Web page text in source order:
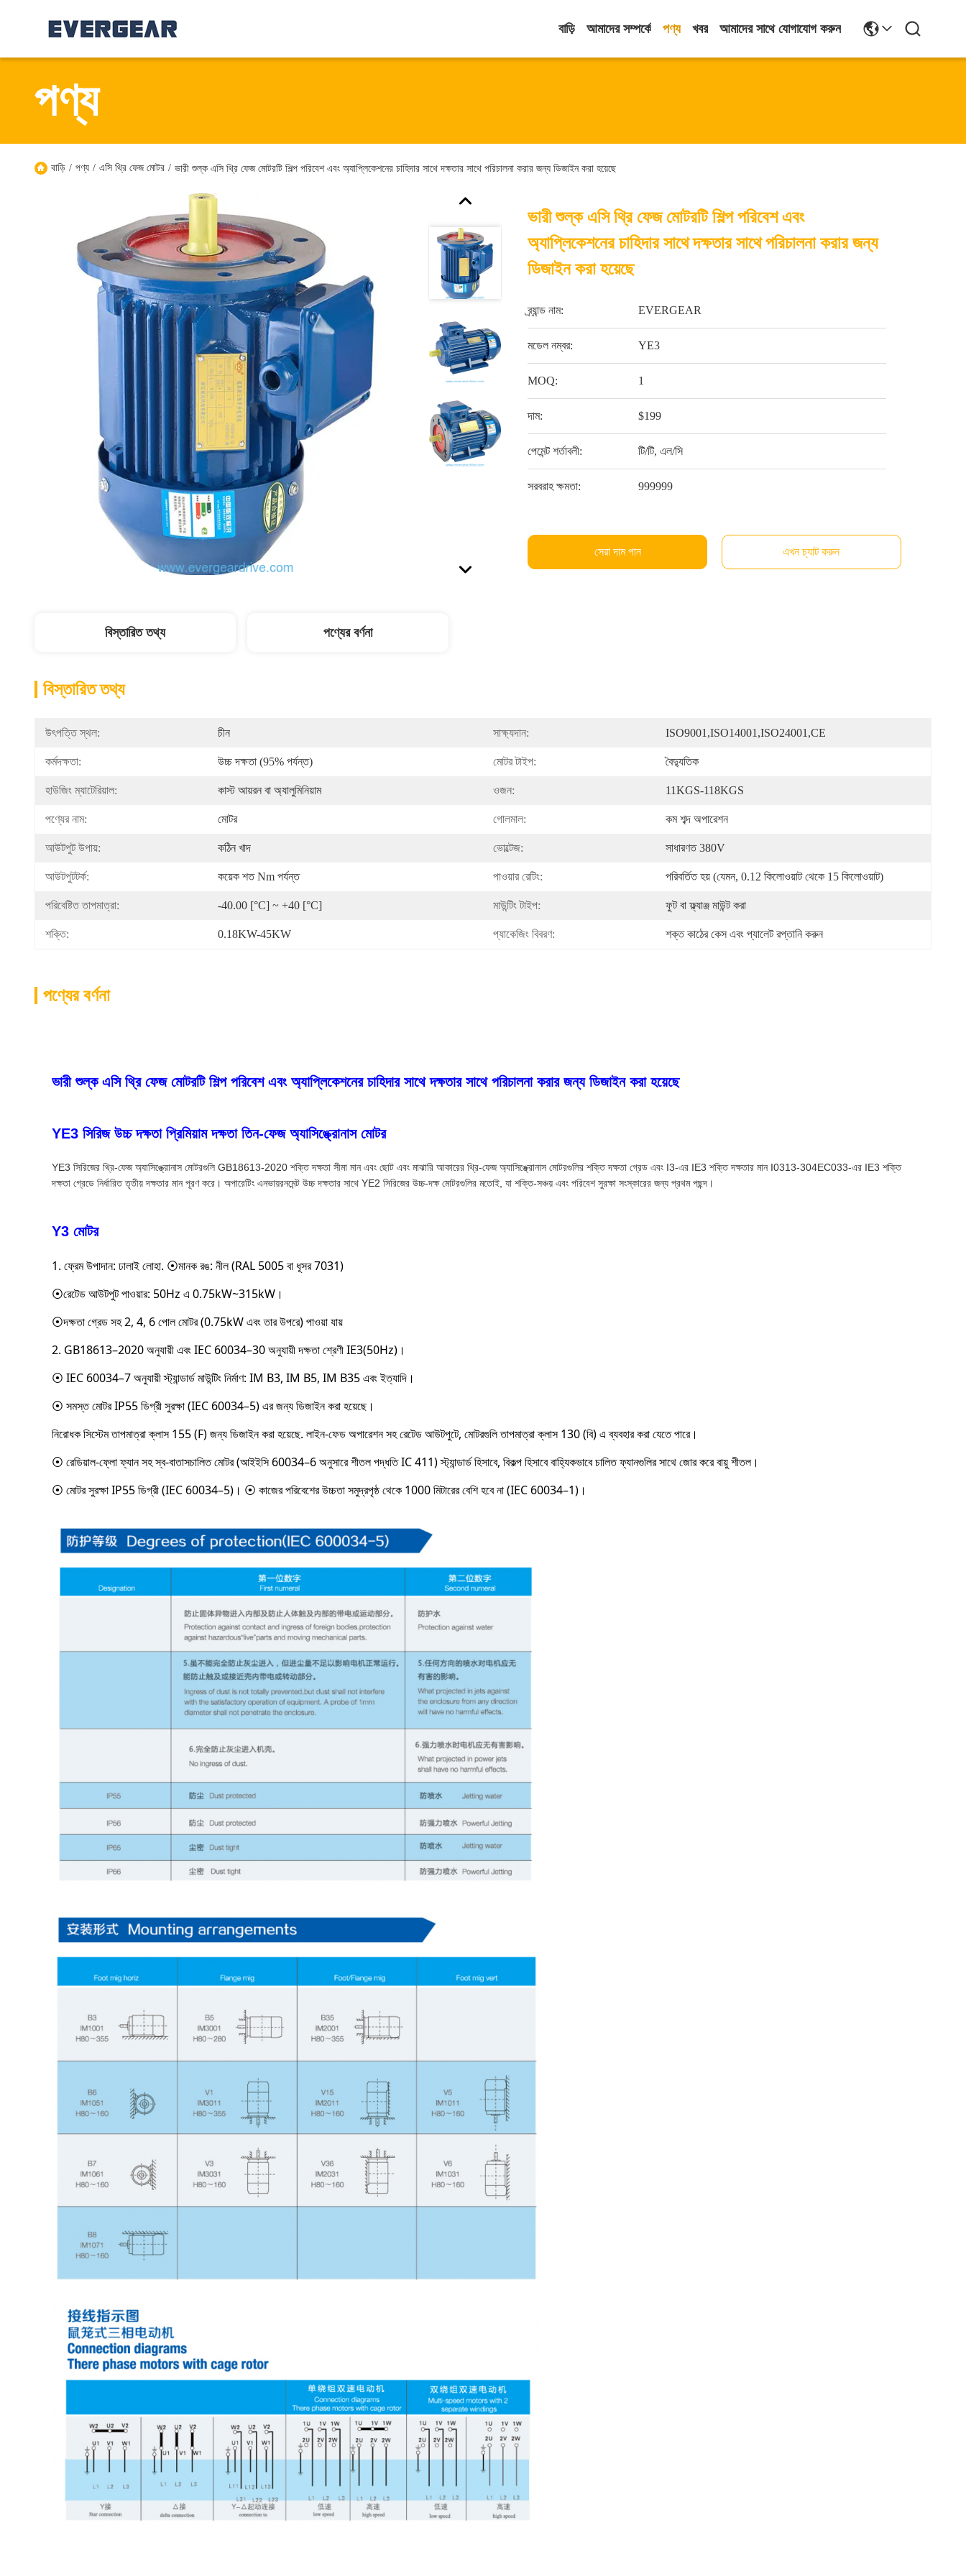
বাড়ি আমাদের সম্পর্কে পণ্য খবর আমাদের সাথে যোগাযোগ করুন
পণ্য
বাড়ি / পণ্য / এসি থ্রি ফেজ মোটর / ভারী শুল্ক এসি থ্রি ফেজ মোটরটি শিল্প পরিবেশ এবং অ্যাপ্লিকেশনের চাহিদার সাথে দক্ষতার সাথে পরিচালনা করার জন্য ডিজাইন করা হয়েছে
ভারী শুল্ক এসি থ্রি ফেজ মোটরটি শিল্প পরিবেশ এবং
অ্যাপ্লিকেশনের চাহিদার সাথে দক্ষতার সাথে পরিচালনা করার জন্য
ডিজাইন করা হয়েছে
ব্র্যান্ড নাম: EVERGEAR
মডেল নম্বর: YE3
MOQ: 1
দাম: $199
পেমেন্ট শর্তাবলী: টি/টি, এল/সি
সরবরাহ ক্ষমতা: 999999
সেরা দাম পান এখন চ্যাট করুন
বিস্তারিত তথ্য পণ্যের বর্ণনা
বিস্তারিত তথ্য
উৎপত্তি স্থল: চীন সাক্ষ্যদান: ISO9001,ISO14001,ISO24001,CE
কর্মদক্ষতা: উচ্চ দক্ষতা (95% পর্যন্ত) মোটর টাইপ: বৈদ্যুতিক
হাউজিং ম্যাটেরিয়াল: কাস্ট আয়রন বা অ্যালুমিনিয়াম ওজন: 11KGS-118KGS
পণ্যের নাম: মোটর গোলমাল: কম শব্দ অপারেশন
আউটপুট উপায়: কঠিন খাদ ভোল্টেজ: সাধারণত 380V
আউটপুটটর্ক: কয়েক শত Nm পর্যন্ত পাওয়ার রেটিং: পরিবর্তিত হয় (যেমন, 0.12 কিলোওয়াট থেকে 15 কিলোওয়াট)
পরিবেষ্টিত তাপমাত্রা: -40.00 [°C] ~ +40 [°C] মাউন্টিং টাইপ: ফুট বা ফ্ল্যাঞ্জ মাউন্ট করা
শক্তি: 0.18KW-45KW প্যাকেজিং বিবরণ: শক্ত কাঠের কেস এবং প্যালেট রপ্তানি করুন
পণ্যের বর্ণনা
ভারী শুল্ক এসি থ্রি ফেজ মোটরটি শিল্প পরিবেশ এবং অ্যাপ্লিকেশনের চাহিদার সাথে দক্ষতার সাথে পরিচালনা করার জন্য ডিজাইন করা হয়েছে
YE3 সিরিজ উচ্চ দক্ষতা প্রিমিয়াম দক্ষতা তিন-ফেজ অ্যাসিঙ্ক্রোনাস মোটর
YE3 সিরিজের থ্রি-ফেজ অ্যাসিঙ্ক্রোনাস মোটরগুলি GB18613-2020 শক্তি দক্ষতা সীমা মান এবং ছোট এবং মাঝারি আকারের থ্রি-ফেজ অ্যাসিঙ্ক্রোনাস মোটরগুলির শক্তি দক্ষতা গ্রেড এবং I3-এর IE3 শক্তি দক্ষতার মান I0313-304EC033-এর IE3 শক্তি
দক্ষতা গ্রেডে নির্ধারিত তৃতীয় দক্ষতার মান পূরণ করে। অপারেটিং এনভায়রনমেন্ট উচ্চ দক্ষতার সাথে YE2 সিরিজের উচ্চ-দক্ষ মোটরগুলির মতোই, যা শক্তি-সঞ্চয় এবং পরিবেশ সুরক্ষা সংস্কারের জন্য প্রথম পছন্দ।
Y3 মোটর
1. ফ্রেম উপাদান: ঢালাই লোহা. ⦿মানক রঙ: নীল (RAL 5005 বা ধূসর 7031)
⦿রেটেড আউটপুট পাওয়ার: 50Hz এ 0.75kW~315kW।
⦿দক্ষতা গ্রেড সহ 2, 4, 6 পোল মোটর (0.75kW এবং তার উপরে) পাওয়া যায়
2. GB18613–2020 অনুযায়ী এবং IEC 60034–30 অনুযায়ী দক্ষতা শ্রেণী IE3(50Hz)।
⦿ IEC 60034–7 অনুযায়ী স্ট্যান্ডার্ড মাউন্টিং নির্মাণ: IM B3, IM B5, IM B35 এবং ইত্যাদি।
⦿ সমস্ত মোটর IP55 ডিগ্রী সুরক্ষা (IEC 60034–5) এর জন্য ডিজাইন করা হয়েছে।
নিরোধক সিস্টেম তাপমাত্রা ক্লাস 155 (F) জন্য ডিজাইন করা হয়েছে. লাইন-ফেড অপারেশন সহ রেটেড আউটপুটে, মোটরগুলি তাপমাত্রা ক্লাস 130 (বি) এ ব্যবহার করা যেতে পারে।
⦿ রেডিয়াল-ফ্লো ফ্যান সহ স্ব-বাতাসচালিত মোটর (আইইসি 60034–6 অনুসারে শীতল পদ্ধতি IC 411) স্ট্যান্ডার্ড হিসাবে, বিকল্প হিসাবে বাহ্যিকভাবে চালিত ফ্যানগুলির সাথে জোর করে বায়ু শীতল।
⦿ মোটর সুরক্ষা IP55 ডিগ্রী (IEC 60034–5)। ⦿ কাজের পরিবেশের উচ্চতা সমুদ্রপৃষ্ঠ থেকে 1000 মিটারের বেশি হবে না (IEC 60034–1)।